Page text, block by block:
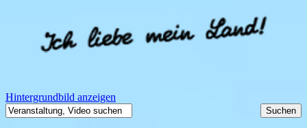
Hintergrundbild anzeigen